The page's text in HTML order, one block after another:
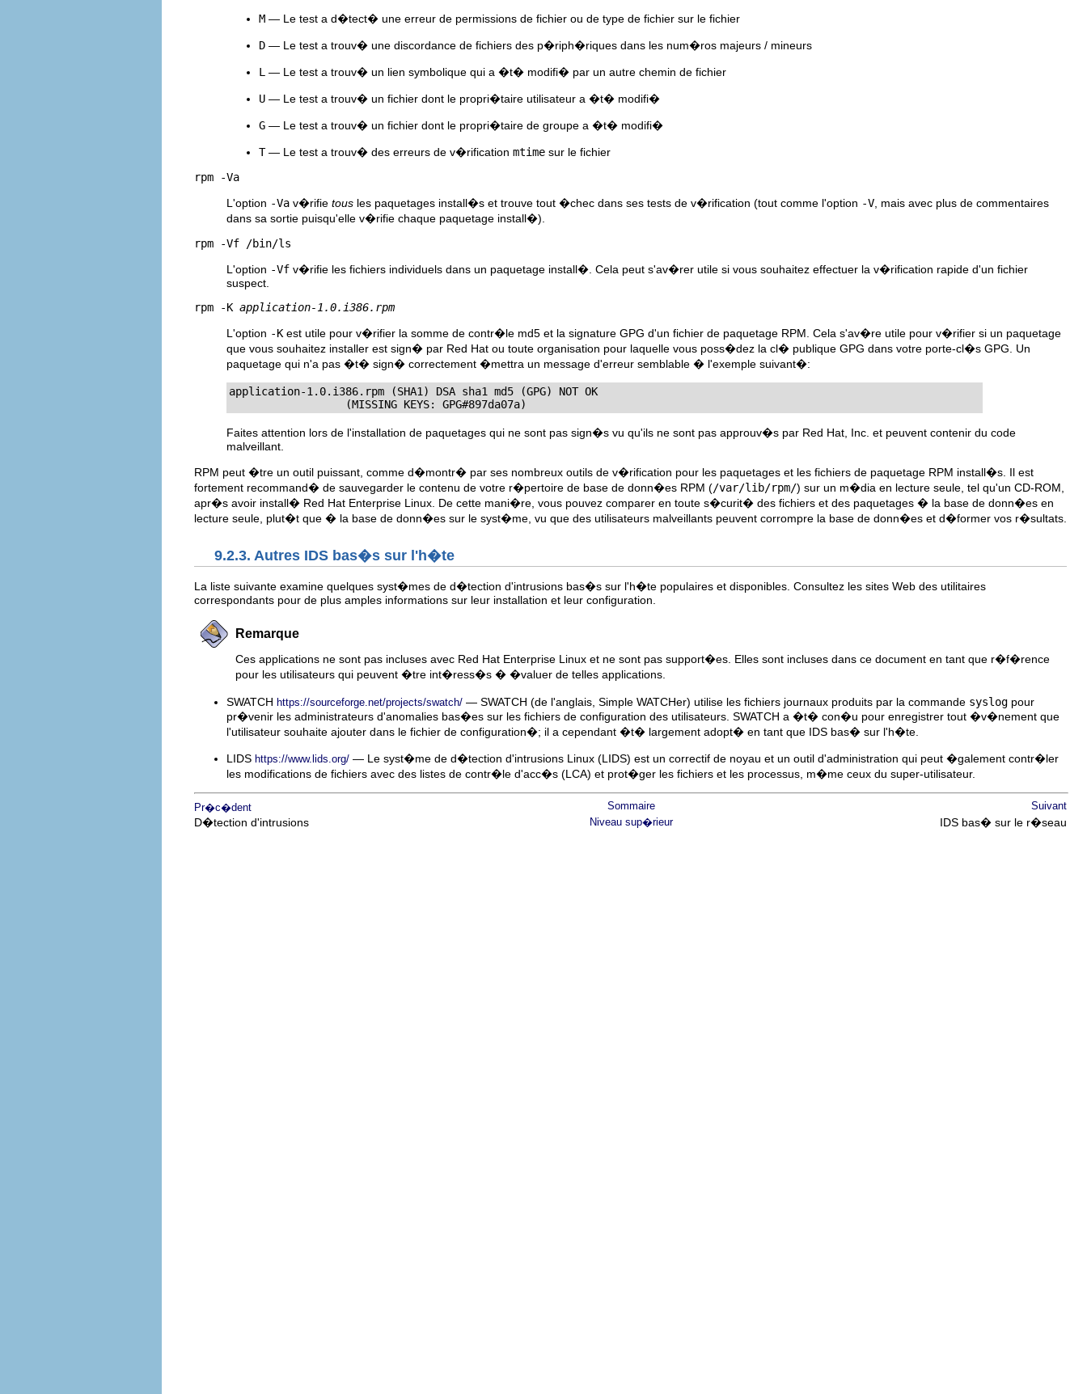
M — Le test a d�tect� une erreur de permissions de fichier ou de type de fichier sur le fichier
D — Le test a trouv� une discordance de fichiers des p�riph�riques dans les num�ros majeurs / mineurs
L — Le test a trouv� un lien symbolique qui a �t� modifi� par un autre chemin de fichier
U — Le test a trouv� un fichier dont le propri�taire utilisateur a �t� modifi�
G — Le test a trouv� un fichier dont le propri�taire de groupe a �t� modifi�
T— Le test a trouv� des erreurs de v�rification mtime sur le fichier
rpm -Va
L'option -Va v�rifie tous les paquetages install�s et trouve tout �chec dans ses tests de v�rification (tout comme l'option -V , mais avec plus de commentaires
dans sa sortie puisqu'elle v�rifie chaque paquetage install�).
rpm -Vf /bin/ls
L'option -Vf v�rifie les fichiers individuels dans un paquetage install�. Cela peut s'av�rer utile si vous souhaitez effectuer la v�rification rapide d'un fichier
suspect.
rpm -K application-1.0.i386.rpm
L'option -K est utile pour v�rifier la somme de contr�le md5 et la signature GPG d'un fichier de paquetage RPM. Cela s'av�re utile pour v�rifier si un paquetage
que vous souhaitez installer est sign� par Red Hat ou toute organisation pour laquelle vous poss�dez la cl� publique GPG dans votre porte-cl�s GPG. Un
paquetage qui n'a pas �t� sign� correctement �mettra un message d'erreur semblable � l'exemple suivant�:
application-1.0.i386.rpm (SHA1) DSA sha1 md5 (GPG) NOT OK
		  (MISSING KEYS: GPG#897da07a)
Faites attention lors de l'installation de paquetages qui ne sont pas sign�s vu qu'ils ne sont pas approuv�s par Red Hat, Inc. et peuvent contenir du code
malveillant.
RPM peut �tre un outil puissant, comme d�montr� par ses nombreux outils de v�rification pour les paquetages et les fichiers de paquetage RPM install�s. Il est
fortement recommand� de sauvegarder le contenu de votre r�pertoire de base de donn�es RPM (/var/lib/rpm/) sur un m�dia en lecture seule, tel qu'un CD-ROM,
apr�s avoir install� Red Hat Enterprise Linux. De cette mani�re, vous pouvez comparer en toute s�curit� des fichiers et des paquetages � la base de donn�es en
lecture seule, plut�t que � la base de donn�es sur le syst�me, vu que des utilisateurs malveillants peuvent corrompre la base de donn�es et d�former vos r�sultats.
9.2.3. Autres IDS bas�s sur l'h�te
La liste suivante examine quelques syst�mes de d�tection d'intrusions bas�s sur l'h�te populaires et disponibles. Consultez les sites Web des utilitaires
correspondants pour de plus amples informations sur leur installation et leur configuration.
Remarque
Ces applications ne sont pas incluses avec Red Hat Enterprise Linux et ne sont pas support�es. Elles sont incluses dans ce document en tant que r�f�rence
pour les utilisateurs qui peuvent �tre int�ress�s � �valuer de telles applications.
SWATCH https://sourceforge.net/projects/swatch/ — SWATCH (de l'anglais, Simple WATCHer) utilise les fichiers journaux produits par la commande syslog pour
pr�venir les administrateurs d'anomalies bas�es sur les fichiers de configuration des utilisateurs. SWATCH a �t� con�u pour enregistrer tout �v�nement que
l'utilisateur souhaite ajouter dans le fichier de configuration�; il a cependant �t� largement adopt� en tant que IDS bas� sur l'h�te.
LIDS https://www.lids.org/ — Le syst�me de d�tection d'intrusions Linux (LIDS) est un correctif de noyau et un outil d'administration qui peut �galement contr�ler
les modifications de fichiers avec des listes de contr�le d'acc�s (LCA) et prot�ger les fichiers et les processus, m�me ceux du super-utilisateur.
Pr�c�dent Sommaire Suivant
D�tection d'intrusions Niveau sup�rieur IDS bas� sur le r�seau